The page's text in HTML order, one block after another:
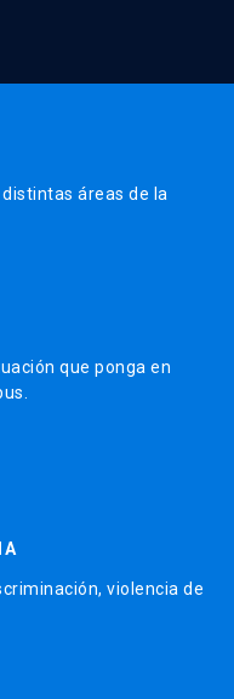
áreas de la
que ponga en
violencia de